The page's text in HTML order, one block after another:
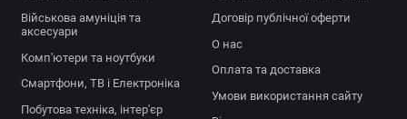
Військова амуніція та
аксесуари
Комп'ютери та ноутбуки
Смартфони, ТВ і Електроніка
Побутова техніка, інтер'єр
Договір публічної оферти
О нас
Оплата та доставка
Умови використання сайту